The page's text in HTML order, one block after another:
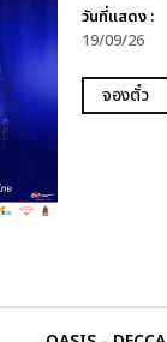
วันที่แสดง :
19/09/26
จองตั๋ว